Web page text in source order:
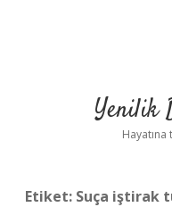
Yenilik
Etiket: Suça iştirak